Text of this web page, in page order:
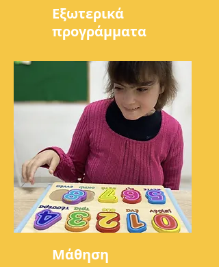
Εξωτερικά
προγράμματα
Μάθηση